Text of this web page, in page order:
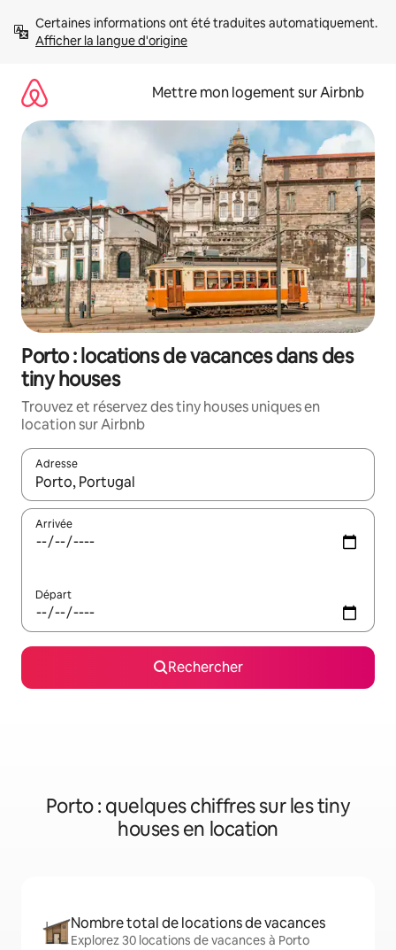
directement
Afficher la langue d'origine
Mettre mon logement sur Airbnb
Porto : locations de vacances dans des
tiny houses
Trouvez et réservez des tiny houses uniques en
location sur Airbnb
Adresse
Lorsque les résultats s'affichent, utilisez les flèches vers le
Arrivée
Départ
Rechercher
Porto : quelques chiffres sur les tiny
houses en location
Nombre total de locations de vacances
Explorez 30 locations de vacances à Porto